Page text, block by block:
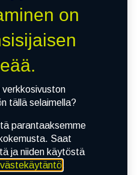
on
tällä selaimella?
parantaaksemme
Saat
ja niiden käytöstä
.